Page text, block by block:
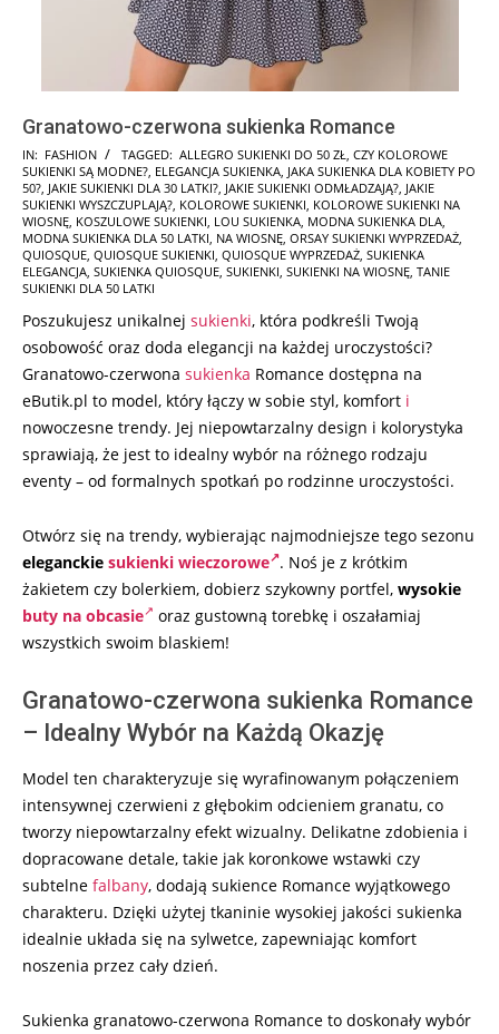
Granatowo-czerwona sukienka Romance
2025-
09-
18
IN: FASHION TAGGED: ALLEGRO SUKIENKI DO 50 ZŁ CZY KOLOROWE
SUKIENKI SĄ MODNE? ELEGANCJA SUKIENKA JAKA SUKIENKA DLA KOBIETY PO
50? JAKIE SUKIENKI DLA 30 LATKI? JAKIE SUKIENKI ODMŁADZAJĄ? JAKIE
SUKIENKI WYSZCZUPLAJĄ? KOLOROWE SUKIENKI KOLOROWE SUKIENKI NA
WIOSNĘ KOSZULOWE SUKIENKI LOU SUKIENKA MODNA SUKIENKA DLA
MODNA SUKIENKA DLA 50 LATKI NA WIOSNĘ ORSAY SUKIENKI WYPRZEDAŻ
QUIOSQUE QUIOSQUE SUKIENKI QUIOSQUE WYPRZEDAŻ SUKIENKA
ELEGANCJA SUKIENKA QUIOSQUE SUKIENKI SUKIENKI NA WIOSNĘ TANIE
SUKIENKI DLA 50 LATKI
Poszukujesz unikalnej sukienki, która podkreśli Twoją
osobowość oraz doda elegancji na każdej uroczystości?
Granatowo-czerwona sukienka Romance dostępna na
eButik.pl to model, który łączy w sobie styl, komfort i
nowoczesne trendy. Jej niepowtarzalny design i kolorystyka
sprawiają, że jest to idealny wybór na różnego rodzaju
eventy – od formalnych spotkań po rodzinne uroczystości.
Otwórz się na trendy, wybierając najmodniejsze tego sezonu
eleganckie sukienki wieczorowe . Noś je z krótkim
żakietem czy bolerkiem, dobierz szykowny portfel, wysokie
buty na obcasie
oraz gustowną torebkę i oszałamiaj
wszystkich swoim blaskiem!
Granatowo-czerwona sukienka Romance
– Idealny Wybór na Każdą Okazję
Model ten charakteryzuje się wyrafinowanym połączeniem
intensywnej czerwieni z głębokim odcieniem granatu, co
tworzy niepowtarzalny efekt wizualny. Delikatne zdobienia i
dopracowane detale, takie jak koronkowe wstawki czy
subtelne falbany, dodają sukience Romance wyjątkowego
charakteru. Dzięki użytej tkaninie wysokiej jakości sukienka
idealnie układa się na sylwetce, zapewniając komfort
noszenia przez cały dzień.
Sukienka granatowo-czerwona Romance to doskonały wybór